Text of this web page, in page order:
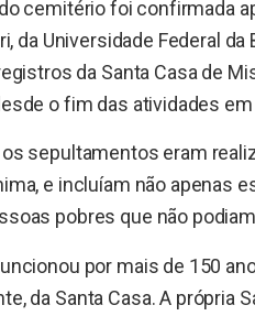
cemitério foi confirmada
da Universidade Federal
da Santa Casa de
o fim das atividades
os sepultamentos eram
e incluíam não apenas
pobres que não
por mais de 150
da Santa Casa. A própria